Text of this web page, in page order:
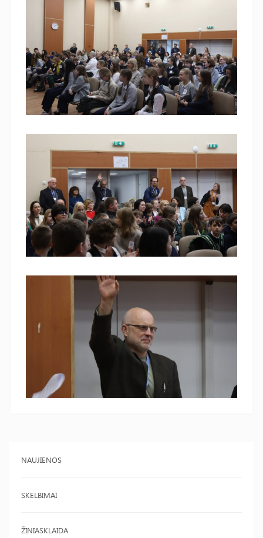
NAUJIENOS
SKELBIMAI
ŽINIASKLAIDA